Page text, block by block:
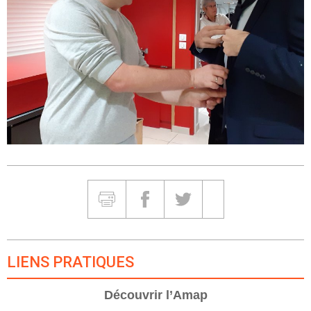
ImprimerPartager sur Facebook
Partager sur Twitter
LIENS PRATIQUES
Découvrir l’Amap